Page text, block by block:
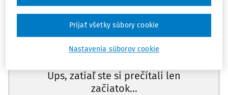
súkromného práva prostredníctvom jednotného civilného
V predchádzajúcej časti príspevku sme sa zaoberali
všeobecnými aspektmi súčasnej situácie občianskeho
Európskej únii a podobami zjednocovania práva. V
nadväznosti na túto všeobecnú analýzu sme
Máte predplatné? Prihláste sa
Ups, zatiaľ ste si prečítali len
začiatok...
Nastavenia súborov cookie
Prijať všetky súbory cookie